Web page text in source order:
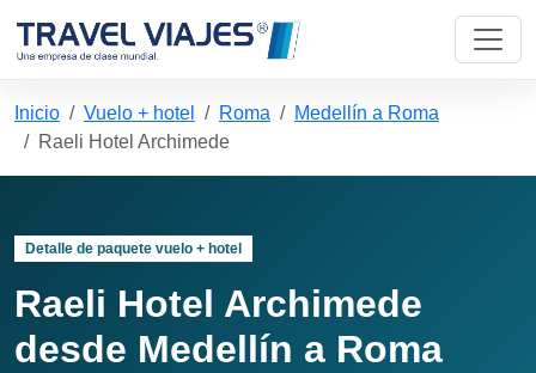
Inicio Vuelo + hotel Roma
Medellín a Roma
Raeli Hotel Archimede
Detalle de paquete vuelo + hotel
Raeli Hotel Archimede
desde Medellín a Roma